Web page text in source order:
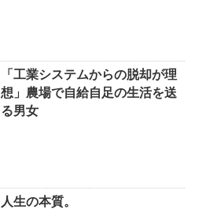
「工業システムからの脱却が理
想」農場で自給自足の生活を送
る男女
人生の本質。